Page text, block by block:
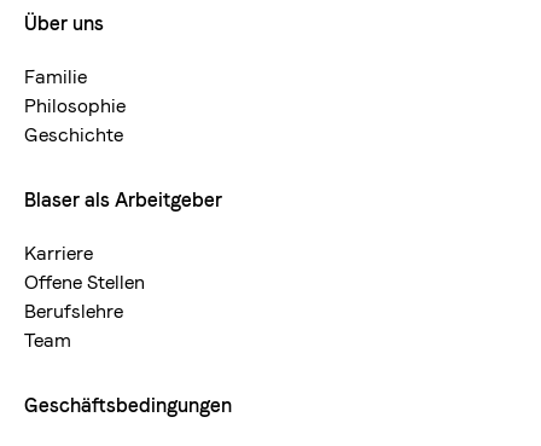
Footermenue-
neu
Über uns
Familie
Philosophie
Geschichte
Blaser als Arbeitgeber
Karriere
Offene Stellen
Berufslehre
Team
Geschäftsbedingungen